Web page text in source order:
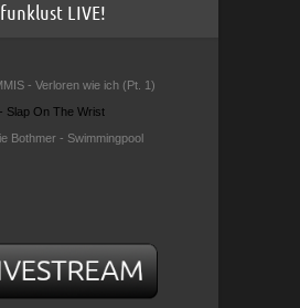
funklust LIVE!